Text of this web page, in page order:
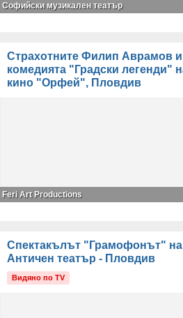
Софийски музикален театър
Страхотните Филип Аврамов
комедията "Градски легенди"
кино "Орфей", Пловдив
Feri Art Productions
Спектакълът "Грамофонът"
Античен театър - Пловдив
Видяно по TV